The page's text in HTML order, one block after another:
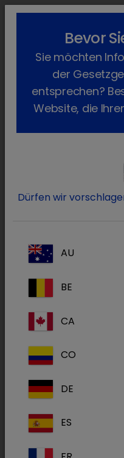
Futtermittel
(1 Produkt)
Produkte filtern
Futtermittel
Fachgebiete
Kälbergesundheit
Artikelklasse /
Lytafit
Bevor
Sie möchten
der
entsprechen?
Website, die
Dürfen wir
AU
BE
CA
CO
DE
ES